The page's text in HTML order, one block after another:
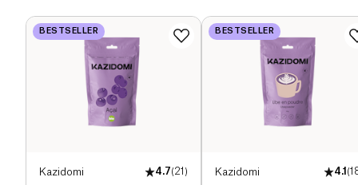
BESTSELLER
Kazidomi 4.7(21 )
BESTSELLER
Kazidomi 4.1 (